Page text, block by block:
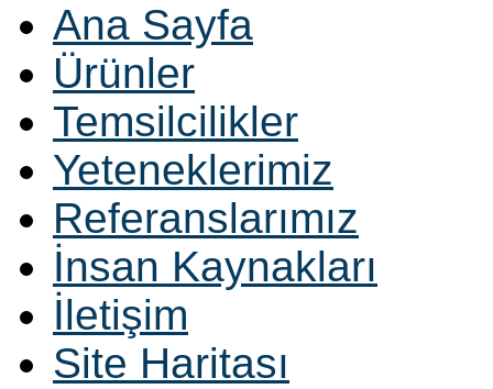
Ana Sayfa
Ürünler
Temsilcilikler
Yeteneklerimiz
Referanslarımız
İnsan Kaynakları
İletişim
Site Haritası